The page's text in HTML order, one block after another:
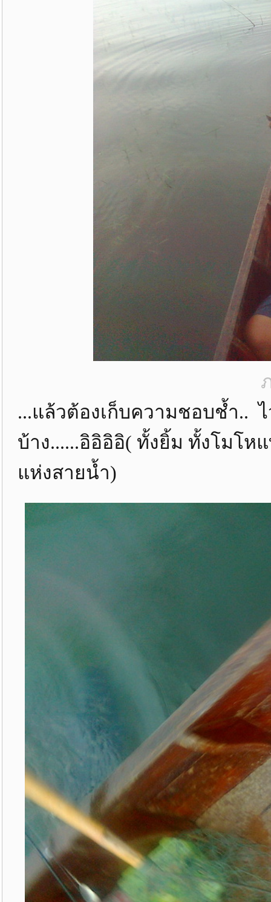
...แล้วต้องเก็บความชอบช้ำ..
บ้าง......อิอิอิอิ( ทั้งยิ้ม ทั้งโมโ
แห่งสายน้ำ)